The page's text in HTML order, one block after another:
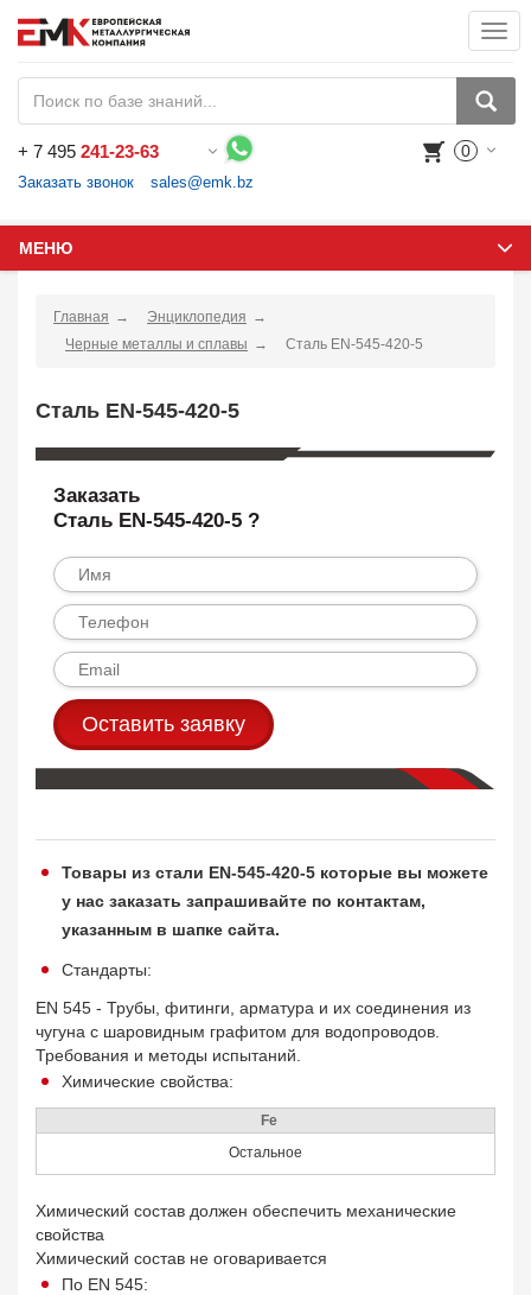
+ 7 495 241-23-63
Заказать звонок sales@emk.bz
0
МЕНЮ
Главная
Энциклопедия
Черные металлы и сплавы
Сталь EN-545-420-5
Сталь EN-545-420-5
Заказать
Сталь EN-545-420-5 ?
Оставить заявку
Товары из стали EN-545-420-5 которые вы можете
у нас заказать запрашивайте по контактам,
указанным в шапке сайта.
Стандарты:
EN 545 - Трубы, фитинги, арматура и их соединения из
чугуна с шаровидным графитом для водопроводов.
Требования и методы испытаний.
Химические свойства:
Fe
Остальное
Химический состав должен обеспечить механические
свойства
Химический состав не оговаривается
По EN 545: